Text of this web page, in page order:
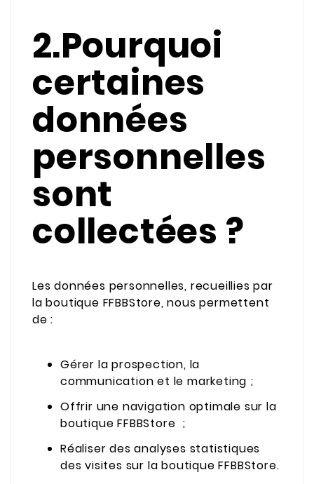
2.Pourquoi
certaines
données
personnelles
sont
collectées ?
Les données personnelles, recueillies par
la boutique FFBBStore, nous permettent
de :
Gérer la prospection, la
communication et le marketing ;
Offrir une navigation optimale sur la
boutique FFBBStore ;
Réaliser des analyses statistiques
des visites sur la boutique FFBBStore.